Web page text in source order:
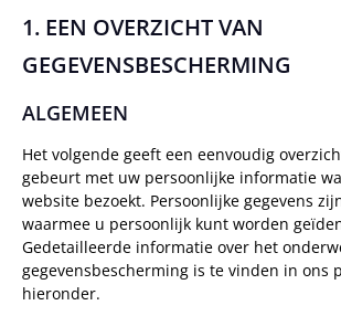
1. EEN OVERZICHT VAN
GEGEVENSBESCHERMING
ALGEMEEN
Het volgende geeft een eenvoudig
gebeurt met uw persoonlijke informatie
website bezoekt. Persoonlijke gegevens
waarmee u persoonlijk kunt worden
Gedetailleerde informatie over het
gegevensbescherming is te vinden in ons
hieronder.